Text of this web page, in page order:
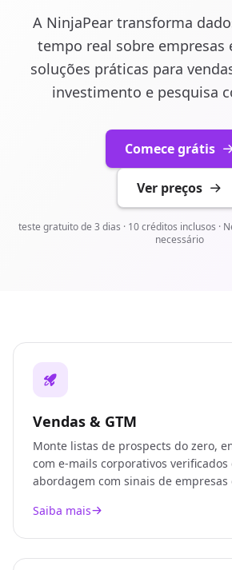
A NinjaPear transforma
tempo real sobre empresas
soluções práticas para
investimento e pesquisa
Comece grátis
Ver preços
teste gratuito de 3 dias · 10 créditos inclusos ·
necessário
Vendas & GTM
Monte listas de prospects do zero,
com e-mails corporativos verificados
abordagem com sinais de
Saiba mais